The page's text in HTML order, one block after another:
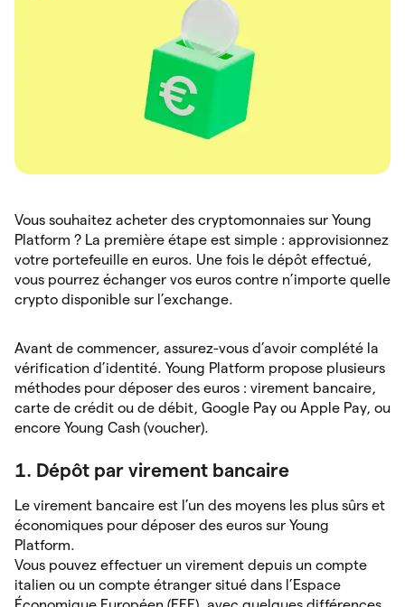
Vous souhaitez acheter des cryptomonnaies sur Young
Platform ? La première étape est simple : approvisionnez
votre portefeuille en euros. Une fois le dépôt effectué,
vous pourrez échanger vos euros contre n’importe quelle
crypto disponible sur l’exchange.
Avant de commencer, assurez-vous d’avoir complété la
vérification d’identité. Young Platform propose plusieurs
méthodes pour déposer des euros : virement bancaire,
carte de crédit ou de débit, Google Pay ou Apple Pay, ou
encore Young Cash (voucher).
1. Dépôt par virement bancaire
Le virement bancaire est l’un des moyens les plus sûrs et
économiques pour déposer des euros sur Young
Platform.
Vous pouvez effectuer un virement depuis un compte
italien ou un compte étranger situé dans l’Espace